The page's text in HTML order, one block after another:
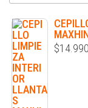
$14.990